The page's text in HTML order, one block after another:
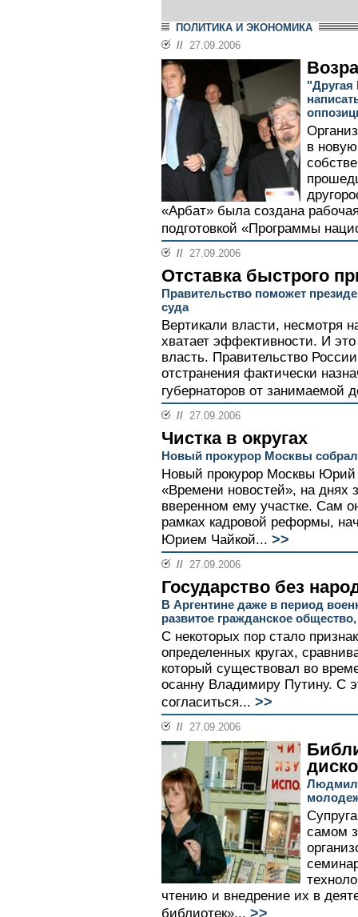
ПОЛИТИКА И ЭКОНОМИКА
// 27.09.2006
"Другая
в
«Арбат» была создана
подготовкой «Программы
// 27.09.2006
Отставка быстрого
Правительство поможет
суда
Вертикали власти, несмотря
хватает эффективности. И
власть. Правительство
отстранения фактически
губернаторов от занимаемой
// 27.09.2006
Чистка в округах
Новый прокурор Москвы
Новый прокурор Москвы Юрий
«Времени новостей», на днях
вверенном ему участке. Сам
рамках кадровой реформы,
Юрием Чайкой... >>
// 27.09.2006
Государство без
В Аргентине даже в период
развитое гражданское
С некоторых пор стало
определенных кругах,
который существовал во
осанну Владимиру Путину. С
согласиться... >>
// 27.09.2006
самом
чтению и внедрение их в
библиотек»... >>